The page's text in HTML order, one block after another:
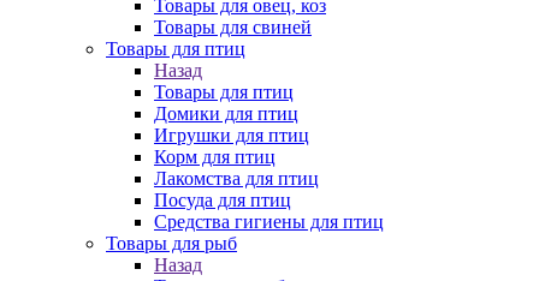
Товары для овец, коз
Товары для свиней
Товары для птиц
Назад
Товары для птиц
Домики для птиц
Игрушки для птиц
Корм для птиц
Лакомства для птиц
Посуда для птиц
Средства гигиены для птиц
Товары для рыб
Назад